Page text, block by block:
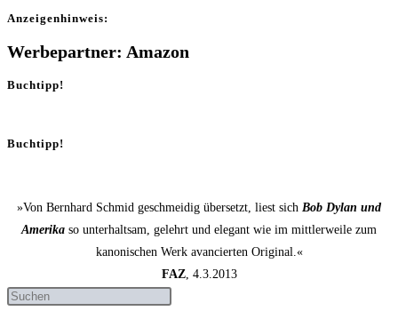
Anzei­gen­hin­weis:
Werbepartner: Amazon
Buchtipp!
Buchtipp!
»Von Bernhard Schmid geschmeidig übersetzt, liest sich Bob Dylan und
Amerika so unterhaltsam, gelehrt und elegant wie im mittlerweile zum
kanonischen Werk avancierten Original.«
FAZ, 4.3.2013